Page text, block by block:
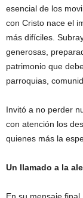
esencial de los
con Cristo nace el
más difíciles.
generosas,
patrimonio que
parroquias,
Invitó a no perder
con atención los
quienes más la
Un llamado a la